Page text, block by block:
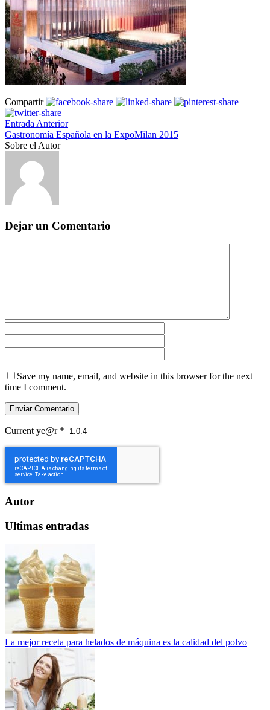
Compartir
Entrada Anterior
Gastronomía Española en la ExpoMilan 2015
Sobre el Autor
Dejar un Comentario
Save my name, email, and website in this browser for the next
time I comment.
Current ye@r *
Autor
Ultimas entradas
La mejor receta para helados de máquina es la calidad del polvo